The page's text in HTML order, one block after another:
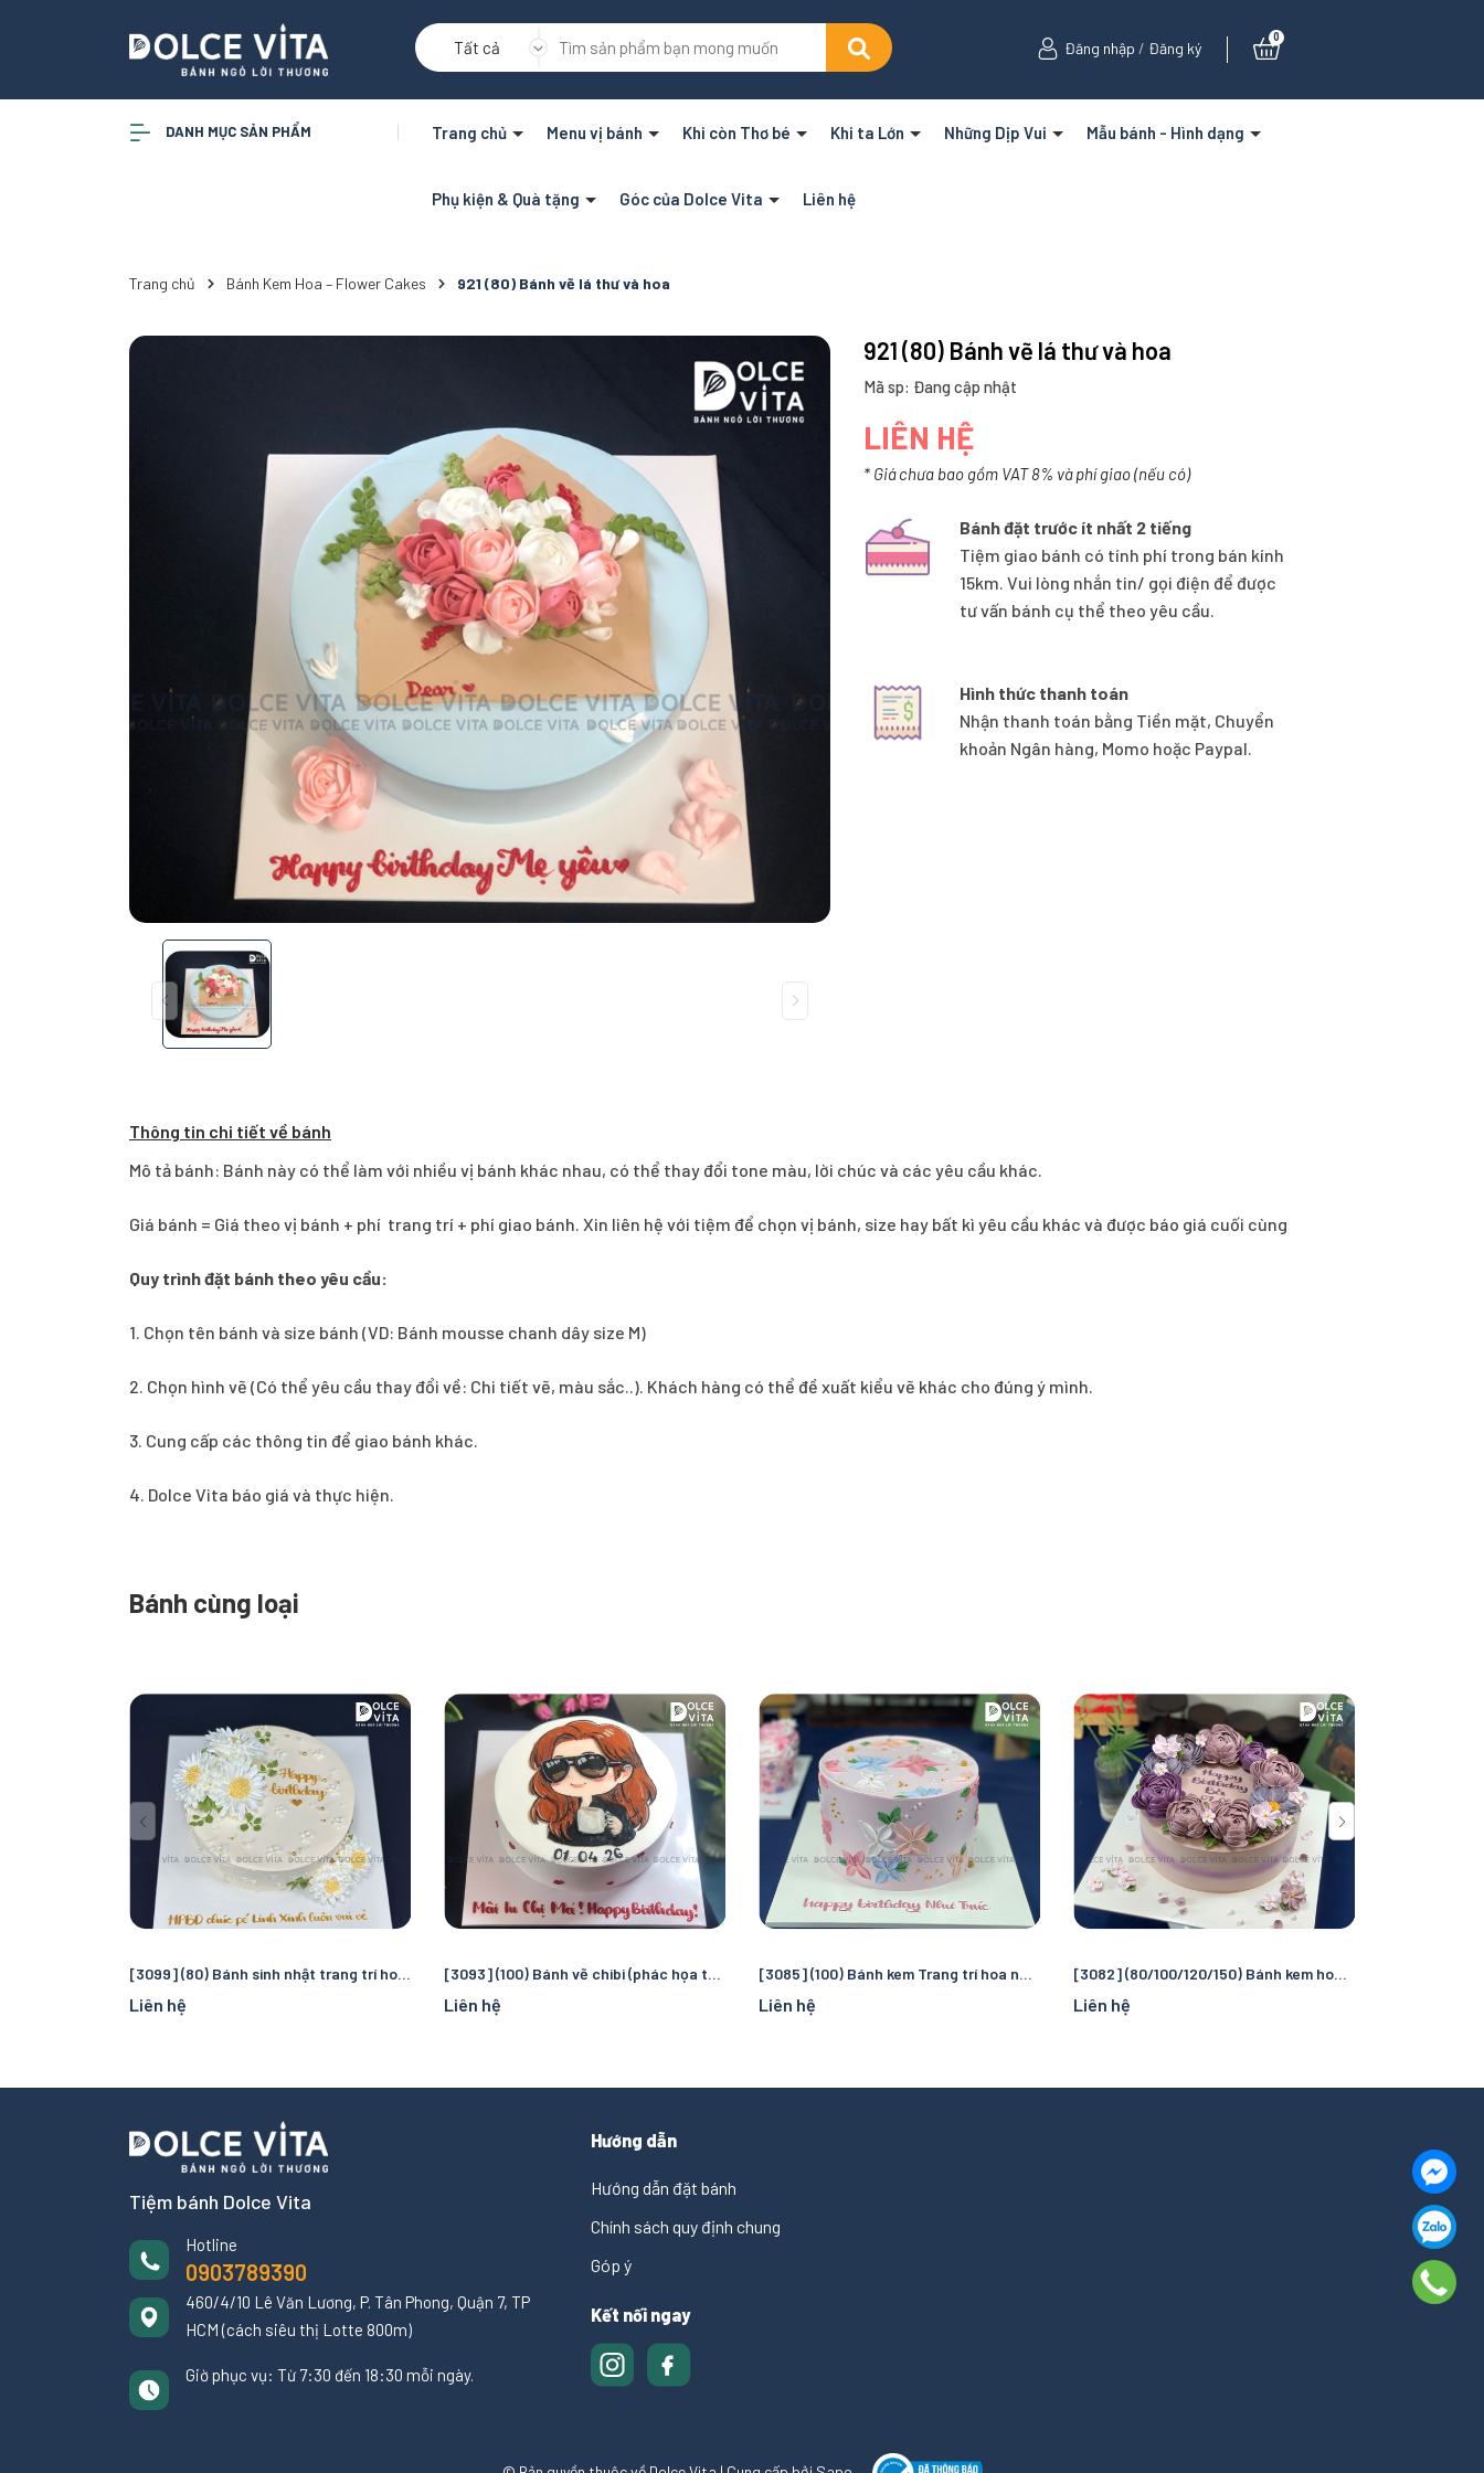
Tất cả Đăng nhập / Đăng ký
0
DANH MỤC SẢN PHẨM Trang chủ Menu vị bánh Khi còn Thơ bé Khi ta Lớn Những Dịp Vui Mẫu bánh - Hình dạng
Phụ kiện & Quà tặng Góc của Dolce Vita Liên hệ
Trang chủ Bánh Kem Hoa – Flower Cakes 921 (80) Bánh vẽ lá thư và hoa
921 (80) Bánh vẽ lá thư và hoa
Mã sp: Đang cập nhật
LIÊN HỆ
* Giá chưa bao gồm VAT 8% và phí giao (nếu có)
Bánh đặt trước ít nhất 2 tiếng
Tiệm giao bánh có tính phí trong bán kính
15km. Vui lòng nhắn tin/ gọi điện để được
tư vấn bánh cụ thể theo yêu cầu.
Hình thức thanh toán
Nhận thanh toán bằng Tiền mặt, Chuyển
khoản Ngân hàng, Momo hoặc Paypal.
Thông tin chi tiết về bánh
Mô tả bánh: Bánh này có thể làm với nhiều vị bánh khác nhau, có thể thay đổi tone màu, lời chúc và các yêu cầu khác.
Giá bánh = Giá theo vị bánh + phí trang trí + phí giao bánh. Xin liên hệ với tiệm để chọn vị bánh, size hay bất kì yêu cầu khác và được báo giá cuối cùng
Quy trình đặt bánh theo yêu cầu:
1. Chọn tên bánh và size bánh (VD: Bánh mousse chanh dây size M)
2. Chọn hình vẽ (Có thể yêu cầu thay đổi về: Chi tiết vẽ, màu sắc..). Khách hàng có thể đề xuất kiểu vẽ khác cho đúng ý mình.
3. Cung cấp các thông tin để giao bánh khác.
4. Dolce Vita báo giá và thực hiện.
Bánh cùng loại
[3099] (80) Bánh sinh nhật trang trí hoa cúc nhẹ nhàng - thuần khiết
Liên hệ
[3093] (100) Bánh vẽ chibi (phác họa theo hình chụp) quà tặng đặc biệt cho phái nữ
Liên hệ
[3085] (100) Bánh kem Trang trí hoa nổi (bằng bay) - nữ tính và sống động
Liên hệ
[3082] (80/100/120/150) Bánh kem hoa hồng tone tím tặng sếp, phái nữ
Liên hệ
Tiệm bánh Dolce Vita
Hotline
0903789390
460/4/10 Lê Văn Lương, P. Tân Phong, Quận 7, TP
HCM (cách siêu thị Lotte 800m)
Giờ phục vụ: Từ 7:30 đến 18:30 mỗi ngày.
Hướng dẫn
Hướng dẫn đặt bánh
Chính sách quy định chung
Góp ý
Kết nối ngay